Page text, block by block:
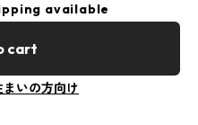
available
cart
いの方向け